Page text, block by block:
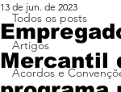
Todos os posts
Artigos
Acordos e
Mercantil
13 de jun. de 2023